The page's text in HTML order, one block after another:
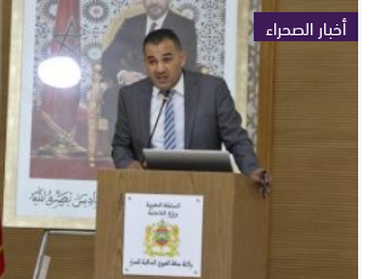
أخبار الصحراء